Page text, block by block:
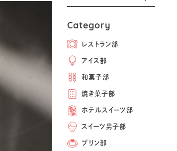
Category
レストラン部
アイス部
和菓子部
焼き菓子部
ホテルスイーツ部
スイーツ男子部
プリン部